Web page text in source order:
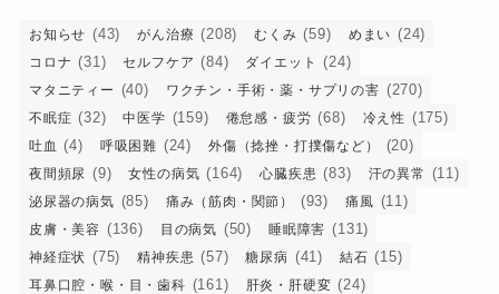
お知らせ (43) がん治療 (208) むくみ (59) めまい (24)
コロナ (31) セルフケア (84) ダイエット (24)
マタニティー (40) ワクチン・手術・薬・サプリの害 (270)
不眠症 (32) 中医学 (159) 倦怠感・疲労 (68) 冷え性 (175)
吐血 (4) 呼吸困難 (24) 外傷（捻挫・打撲傷など） (20)
夜間頻尿 (9) 女性の病気 (164) 心臓疾患 (83) 汗の異常 (11)
泌尿器の病気 (85) 痛み（筋肉・関節） (93) 痛風 (11)
皮膚・美容 (136) 目の病気 (50) 睡眠障害 (131)
神経症状 (75) 精神疾患 (57) 糖尿病 (41) 結石 (15)
耳鼻口腔・喉・目・歯科 (161) 肝炎・肝硬変 (24)